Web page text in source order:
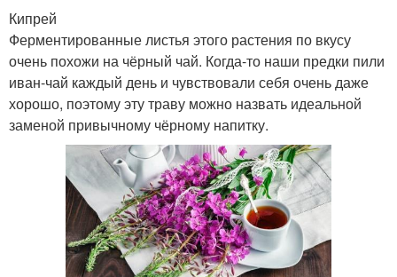
Кипрей
Ферментированные листья этого растения по вкусу
очень похожи на чёрный чай. Когда-то наши предки пили
иван-чай каждый день и чувствовали себя очень даже
хорошо, поэтому эту траву можно назвать идеальной
заменой привычному чёрному напитку.